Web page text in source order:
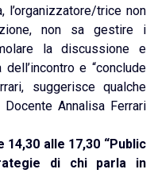
trice non
non sa gestire i
la discussione e
e “conclude
suggerisce qualche
Annalisa Ferrari
alle 17,30 “Public
di chi parla in